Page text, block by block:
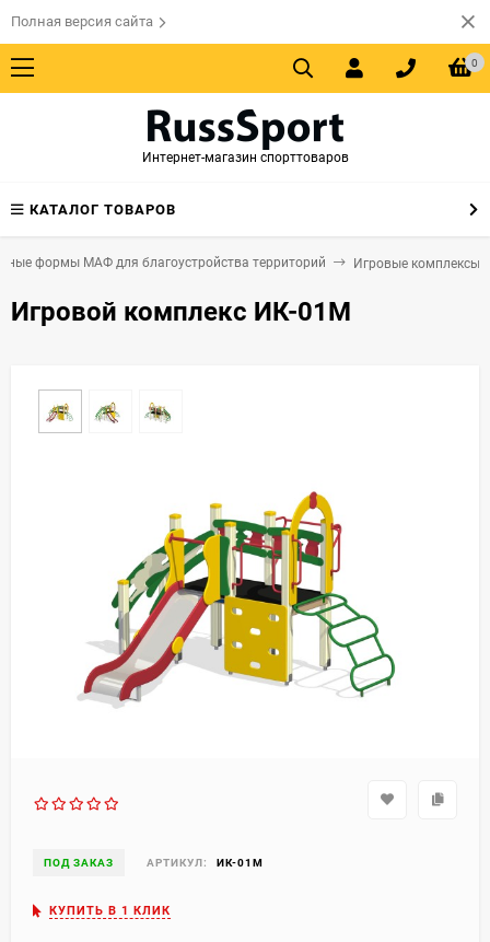
Полная версия сайта
0
Интернет-магазин спорттоваров
КАТАЛОГ ТОВАРОВ
формы МАФ для благоустройства территорий Игровые комплексы
Игровой комплекс ИК-01М
ПОД ЗАКАЗ АРТИКУЛ: ИК-01М
КУПИТЬ В 1 КЛИК